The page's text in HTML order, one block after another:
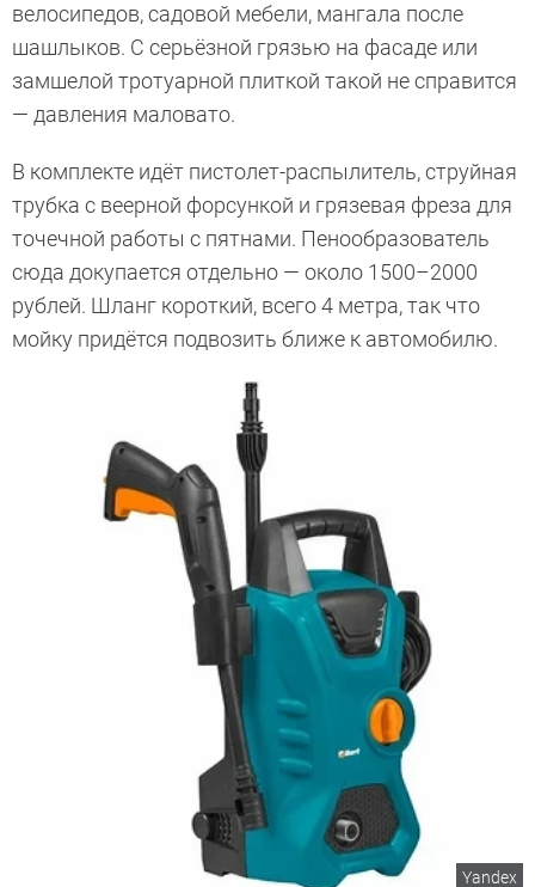
велосипедов, садовой мебели, мангала после
шашлыков. С серьёзной грязью на фасаде или
замшелой тротуарной плиткой такой не справится
— давления маловато.
В комплекте идёт пистолет-распылитель, струйная
трубка с веерной форсункой и грязевая фреза для
точечной работы с пятнами. Пенообразователь
сюда докупается отдельно — около 1500–2000
рублей. Шланг короткий, всего 4 метра, так что
мойку придётся подвозить ближе к автомобилю.
Yandex